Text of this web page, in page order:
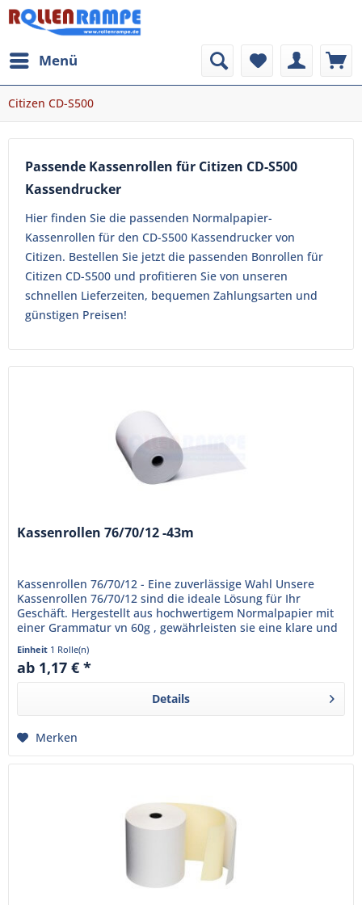
Menü
Citizen CD-S500
Passende Kassenrollen für Citizen CD-S500
Kassendrucker
Hier finden Sie die passenden Normalpapier-
Kassenrollen für den CD-S500 Kassendrucker von
Citizen. Bestellen Sie jetzt die passenden Bonrollen für
Citizen CD-S500 und profitieren Sie von unseren
schnellen Lieferzeiten, bequemen Zahlungsarten und
günstigen Preisen!
Kassenrollen 76/70/12 -43m
Kassenrollen 76/70/12 - Eine zuverlässige Wahl Unsere
Kassenrollen 76/70/12 sind die ideale Lösung für Ihr
Geschäft. Hergestellt aus hochwertigem Normalpapier mit
einer Grammatur vn 60g , gewährleisten sie eine klare und
dauerhafte...
Einheit 1 Rolle(n)
ab 1,17 € *
Details
Merken